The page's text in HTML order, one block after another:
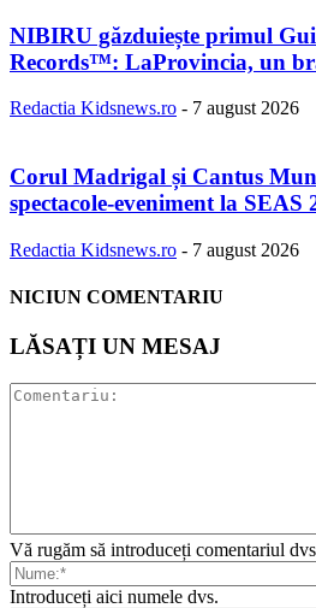
NIBIRU găzduiește primul
Records™️: LaProvincia, un
Redactia Kidsnews.ro - 7 august 2026
Corul Madrigal și Cantus
spectacole-eveniment la SEAS
Redactia Kidsnews.ro - 7 august 2026
NICIUN COMENTARIU
LĂSAȚI UN MESAJ
Vă rugăm să introduceți comentariul
Introduceți aici numele dvs.